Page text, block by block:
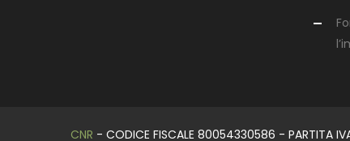
CNR - CODICE FISCALE 80054330586 - PARTITA